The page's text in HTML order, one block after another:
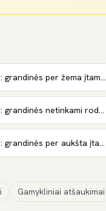
Stabdžiai slėgis jutiklis C: grandinės per žema įtampa
Stabdžiai slėgis jutiklis C: grandinės netinkami rodmenys
Stabdžiai slėgis jutiklis D: grandinės per aukšta įtampa
Gamykliniai atšaukimai